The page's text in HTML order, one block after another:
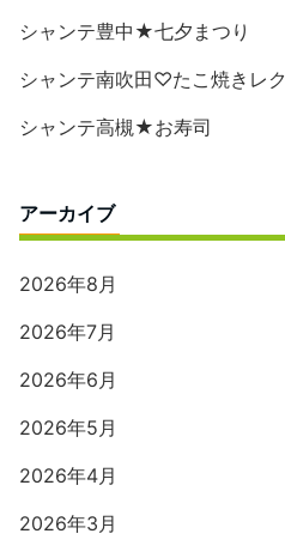
シャンテ豊中★七夕まつり
シャンテ南吹田♡たこ焼きレク
シャンテ高槻★お寿司
アーカイブ
2026年8月
2026年7月
2026年6月
2026年5月
2026年4月
2026年3月